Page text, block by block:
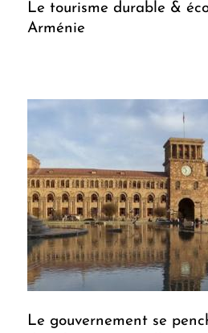
Le tourisme durable &
Arménie
Le gouvernement se